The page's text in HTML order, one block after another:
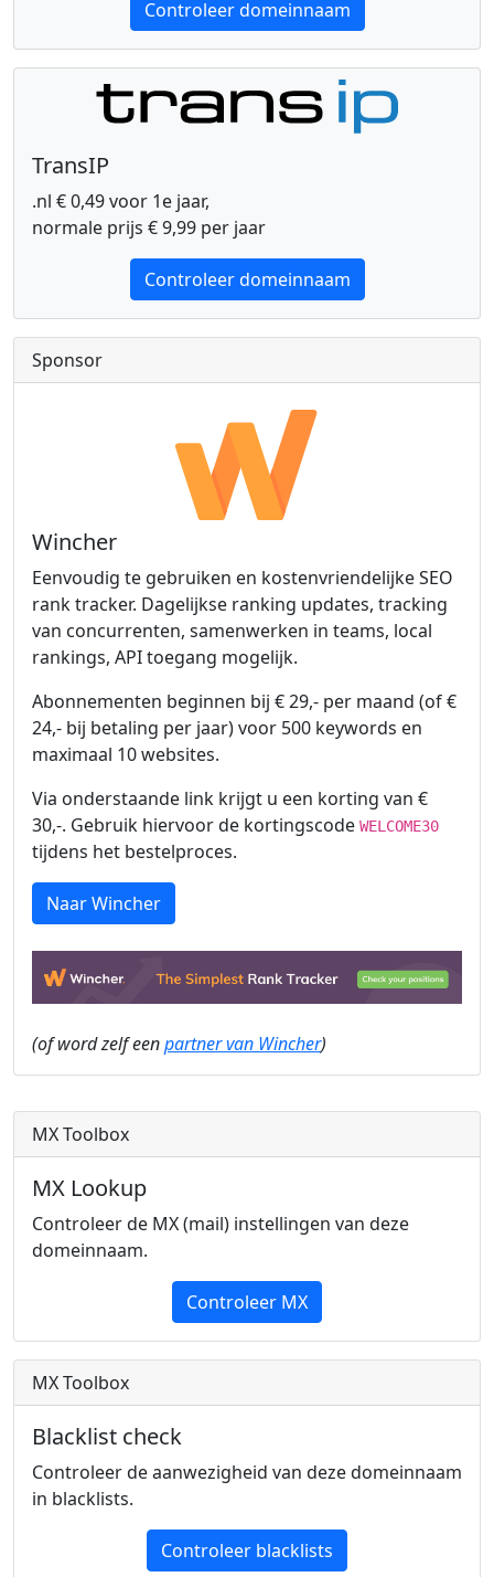
Controleer domeinnaam
TransIP
.nl € 0,49 voor 1e jaar,
normale prijs € 9,99 per jaar
Controleer domeinnaam
Sponsor
Wincher
Eenvoudig te gebruiken en kostenvriendelijke SEO
rank tracker. Dagelijkse ranking updates, tracking
van concurrenten, samenwerken in teams, local
rankings, API toegang mogelijk.
Abonnementen beginnen bij € 29,- per maand (of €
24,- bij betaling per jaar) voor 500 keywords en
maximaal 10 websites.
Via onderstaande link krijgt u een korting van €
30,-. Gebruik hiervoor de kortingscode WELCOME30
tijdens het bestelproces.
Naar Wincher
(of word zelf eenpartner van Wincher)
MX Toolbox
MX Lookup
Controleer de MX (mail) instellingen van deze
domeinnaam.
Controleer MX
MX Toolbox
Blacklist check
Controleer de aanwezigheid van deze domeinnaam
in blacklists.
Controleer blacklists